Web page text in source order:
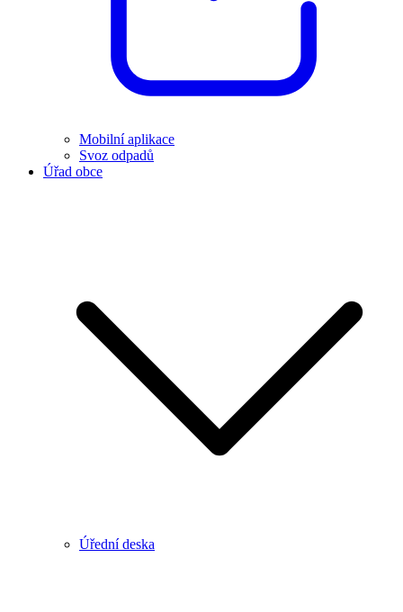
Mobilní aplikace
Svoz odpadů
Úřad obce
Úřední deska